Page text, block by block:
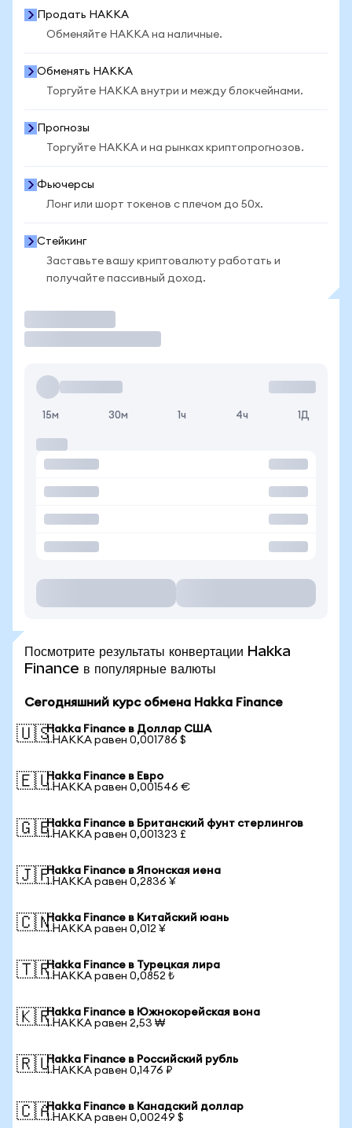
Продать HAKKA
Обменяйте HAKKA на наличные.
Обменять HAKKA
Торгуйте HAKKA внутри и между блокчейнами.
Прогнозы
Торгуйте HAKKA и на рынках криптопрогнозов.
Фьючерсы
Лонг или шорт токенов с плечом до 50x.
Стейкинг
Заставьте вашу криптовалюту работать и
получайте пассивный доход.
15м 30м 1ч 4ч 1Д
Посмотрите результаты конвертации Hakka
Finance в популярные валюты
Сегодняшний курс обмена Hakka Finance
🇺🇸Hakka Finance в Доллар США
1 HAKKA равен 0,001786 $
🇪🇺Hakka Finance в Евро
1 HAKKA равен 0,001546 €
🇬🇧Hakka Finance в Британский фунт стерлингов
1 HAKKA равен 0,001323 £
🇯🇵Hakka Finance в Японская иена
1 HAKKA равен 0,2836 ¥
🇨🇳Hakka Finance в Китайский юань
1 HAKKA равен 0,012 ¥
🇹🇷Hakka Finance в Турецкая лира
1 HAKKA равен 0,0852 ₺
🇰🇷Hakka Finance в Южнокорейская вона
1 HAKKA равен 2,53 ₩
🇷🇺Hakka Finance в Российский рубль
1 HAKKA равен 0,1476 ₽
🇨🇦Hakka Finance в Канадский доллар
1 HAKKA равен 0,00249 $